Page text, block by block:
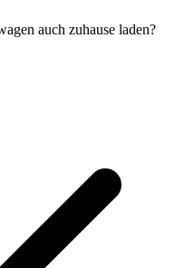
auch zuhause laden?